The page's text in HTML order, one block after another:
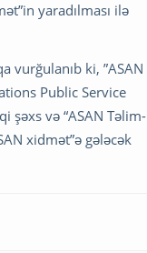
yaradılması ilə
vurğulanıb ki, ”ASAN
Public Service
şəxs və “ASAN Təlim-
xidmət”ə gələcək